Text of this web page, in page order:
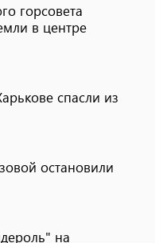
горсовета
в центре
спасли из
остановили
на